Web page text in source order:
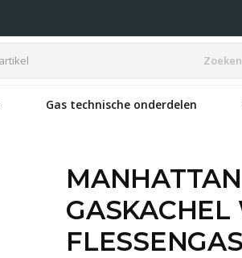
Zoeken
Gas technische onderdelen
FLESSENGAS